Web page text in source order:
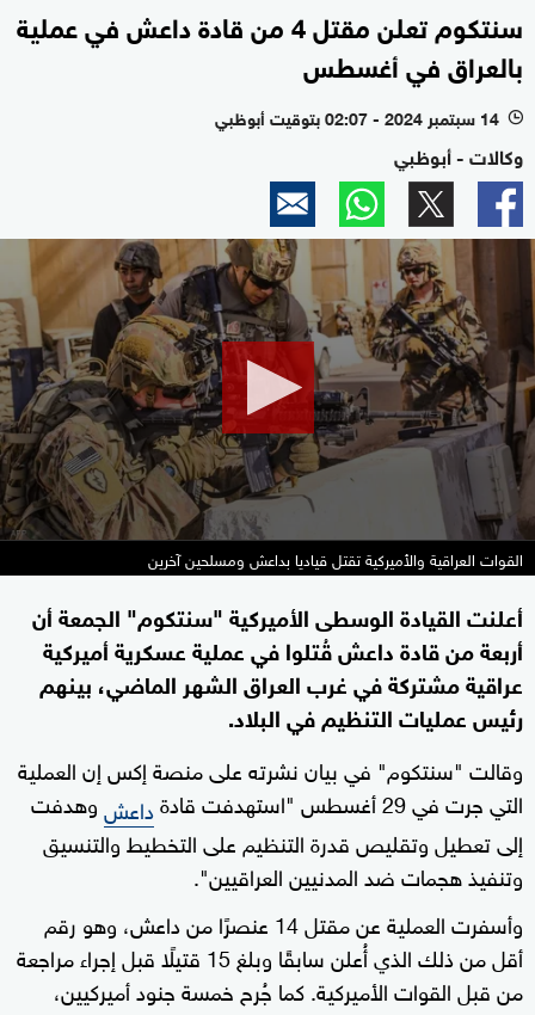
سنتكوم تعلن مقتل 4 من قادة داعش في عملية
بالعراق في أغسطس
l 14 سبتمبر 2024 - 02:07 بتوقيت أبوظبي
وكالات - أبوظبي
seconds
1
minute,
26
seconds
القوات العراقية والأميركية تقتل قياديا بداعش ومسلحين آخرين
أعلنت القيادة الوسطى الأميركية "سنتكوم" الجمعة أن
أربعة من قادة داعش قُتلوا في عملية عسكرية أميركية
عراقية مشتركة في غرب العراق الشهر الماضي، بينهم
رئيس عمليات التنظيم في البلاد.
وقالت "سنتكوم" في بيان نشرته على منصة إكس إن العملية
التي جرت في 29 أغسطس "استهدفت قادة
داعشوهدفت
إلى تعطيل وتقليص قدرة التنظيم على التخطيط والتنسيق
وتنفيذ هجمات ضد المدنيين العراقيين".
وأسفرت العملية عن مقتل 14 عنصرًا من داعش، وهو رقم
أقل من ذلك الذي أُعلن سابقًا وبلغ 15 قتيلًا قبل إجراء مراجعة
من قبل القوات الأميركية. كما جُرح خمسة جنود أميركيين،